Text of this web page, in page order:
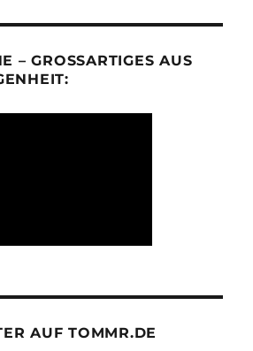
– GROSSARTIGES AUS D
AUF TOMMR.DE